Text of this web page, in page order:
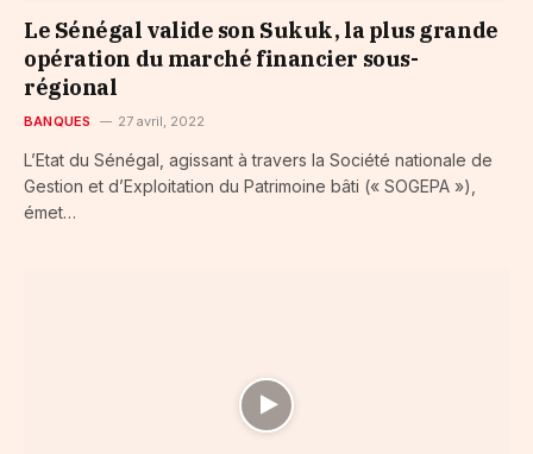
Le Sénégal valide son Sukuk, la plus grande
opération du marché financier sous-
régional
BANQUES 27 avril, 2022
L’Etat du Sénégal, agissant à travers la Société nationale de
Gestion et d’Exploitation du Patrimoine bâti (« SOGEPA »),
émet…